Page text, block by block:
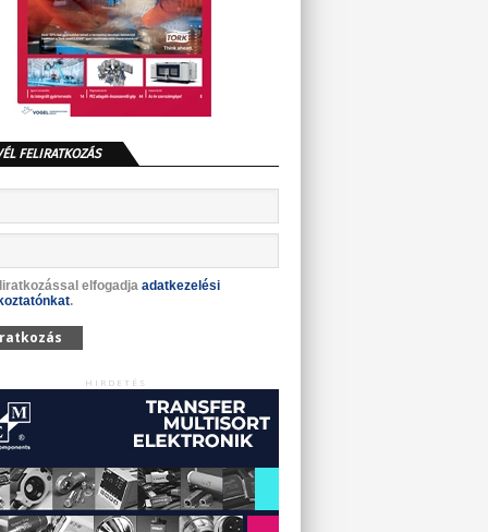
FELIRATKOZÁS
elfogadja adatkezelési
.
HIRDETÉS